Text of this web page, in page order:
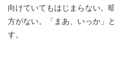
向けていてもはじまらない。
方がない。「まあ、いっか」
す。